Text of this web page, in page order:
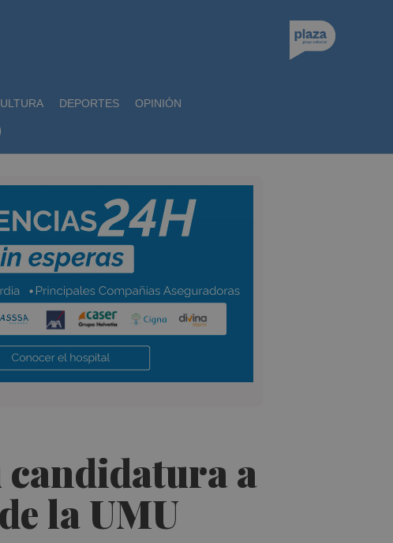
DEPORTES OPINIÓN
candidatura a
la UMU